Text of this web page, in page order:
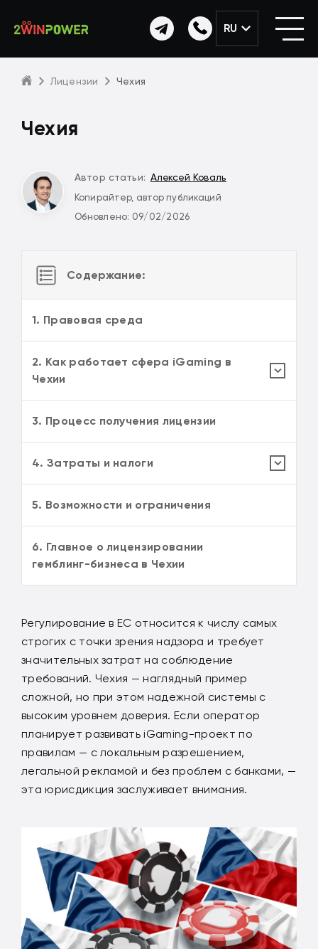
RU
Лицензии Чехия
Чехия
Автор статьи: Алексей Коваль
Копирайтер, автор публикаций
Обновлено: 09/02/2026
Содержание:
1. Правовая среда
2. Как работает сфера iGaming в
Чехии
3. Процесс получения лицензии
4. Затраты и налоги
5. Возможности и ограничения
6. Главное о лицензировании
гемблинг-бизнеса в Чехии
Регулирование в ЕС относится к числу самых
строгих с точки зрения надзора и требует
значительных затрат на соблюдение
требований. Чехия — наглядный пример
сложной, но при этом надежной системы с
высоким уровнем доверия. Если оператор
планирует развивать iGaming-проект по
правилам — с локальным разрешением,
легальной рекламой и без проблем с банками, —
эта юрисдикция заслуживает внимания.